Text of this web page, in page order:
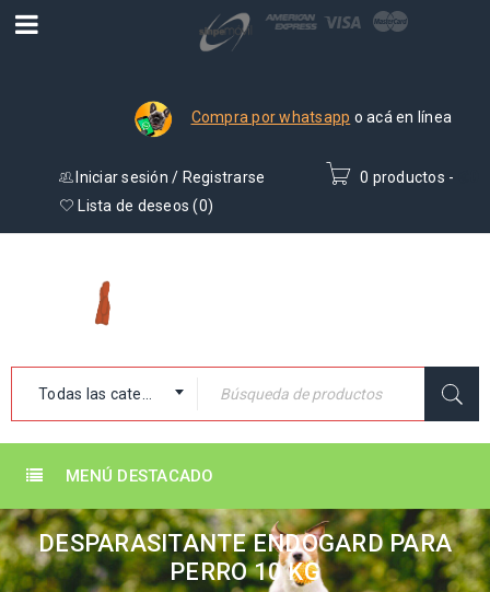
Compra por whatsapp o acá en línea
0 productos -
Iniciar sesión / Registrarse
Lista de deseos (0)
Todas las categorías
MENÚ DESTACADO
DESPARASITANTE ENDOGARD PARA
PERRO 10 KG